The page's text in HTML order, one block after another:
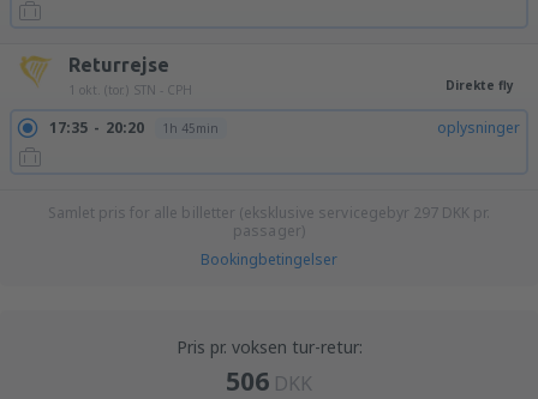
Returrejse
1 okt. (tor.) STN - CPH Direkte fly
17:35 20:20 1h 45min oplysninger
Samlet pris for alle billetter (eksklusive servicegebyr 297 DKK pr.
passager)
Bookingbetingelser
Pris pr. voksen tur-retur:
506 DKK